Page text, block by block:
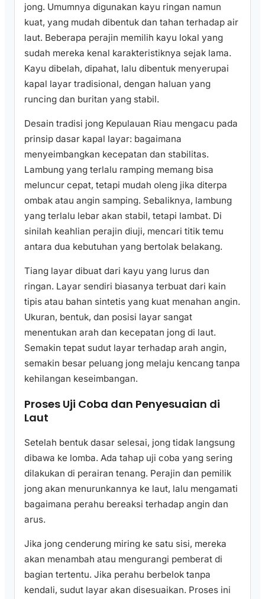
jong. Umumnya digunakan kayu ringan namun
kuat, yang mudah dibentuk dan tahan terhadap air
laut. Beberapa perajin memilih kayu lokal yang
sudah mereka kenal karakteristiknya sejak lama.
Kayu dibelah, dipahat, lalu dibentuk menyerupai
kapal layar tradisional, dengan haluan yang
runcing dan buritan yang stabil.
Desain tradisi jong Kepulauan Riau mengacu pada
prinsip dasar kapal layar: bagaimana
menyeimbangkan kecepatan dan stabilitas.
Lambung yang terlalu ramping memang bisa
meluncur cepat, tetapi mudah oleng jika diterpa
ombak atau angin samping. Sebaliknya, lambung
yang terlalu lebar akan stabil, tetapi lambat. Di
sinilah keahlian perajin diuji, mencari titik temu
antara dua kebutuhan yang bertolak belakang.
Tiang layar dibuat dari kayu yang lurus dan
ringan. Layar sendiri biasanya terbuat dari kain
tipis atau bahan sintetis yang kuat menahan angin.
Ukuran, bentuk, dan posisi layar sangat
menentukan arah dan kecepatan jong di laut.
Semakin tepat sudut layar terhadap arah angin,
semakin besar peluang jong melaju kencang tanpa
kehilangan keseimbangan.
Proses Uji Coba dan Penyesuaian di
Laut
Setelah bentuk dasar selesai, jong tidak langsung
dibawa ke lomba. Ada tahap uji coba yang sering
dilakukan di perairan tenang. Perajin dan pemilik
jong akan menurunkannya ke laut, lalu mengamati
bagaimana perahu bereaksi terhadap angin dan
arus.
Jika jong cenderung miring ke satu sisi, mereka
akan menambah atau mengurangi pemberat di
bagian tertentu. Jika perahu berbelok tanpa
kendali, sudut layar akan disesuaikan. Proses ini